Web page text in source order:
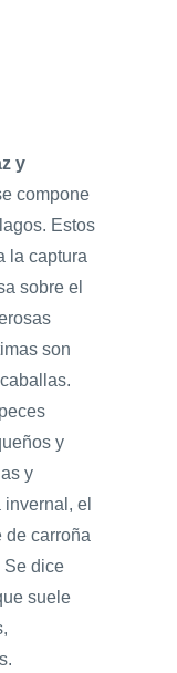
y
compone
Estos
la captura
sobre el
son
y
y
el
de carroña
Se dice
suele